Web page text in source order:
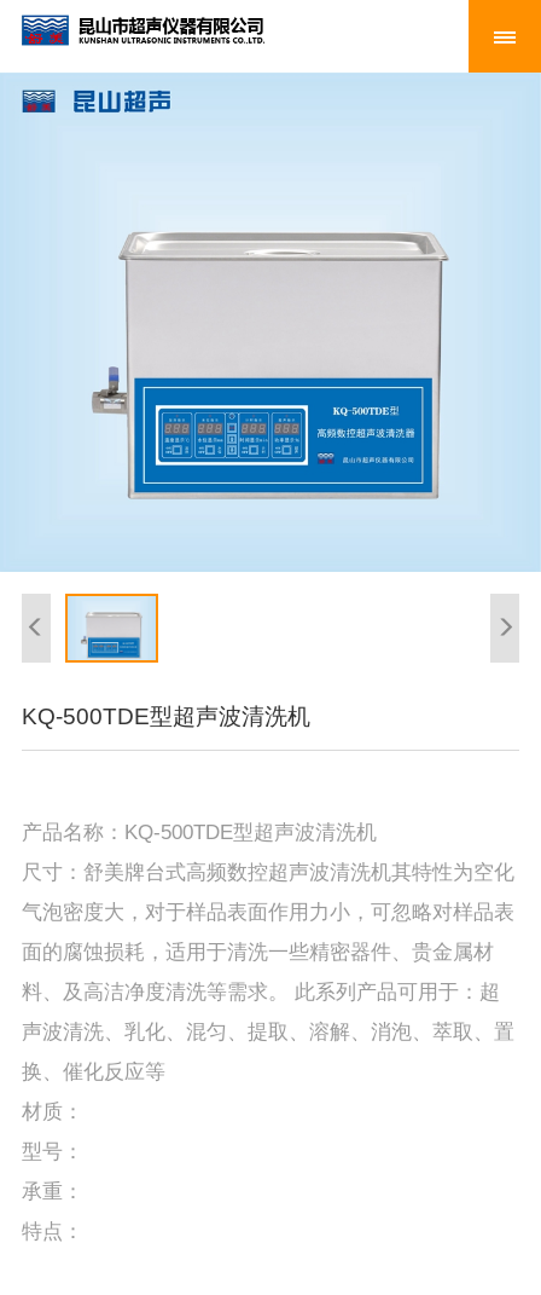
KQ-500TDE型超声波清洗机
产品名称：KQ-500TDE型超声波清洗机
尺寸：舒美牌台式高频数控超声波清洗机其特性为空化
气泡密度大，对于样品表面作用力小，可忽略对样品表
面的腐蚀损耗，适用于清洗一些精密器件、贵金属材
料、及高洁净度清洗等需求。 此系列产品可用于：超
声波清洗、乳化、混匀、提取、溶解、消泡、萃取、置
换、催化反应等
材质：
型号：
承重：
特点：